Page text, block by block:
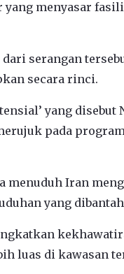
menyasar
serangan
secara rinci.
yang disebut
pada
menuduh Iran
yang
luas di kawasan